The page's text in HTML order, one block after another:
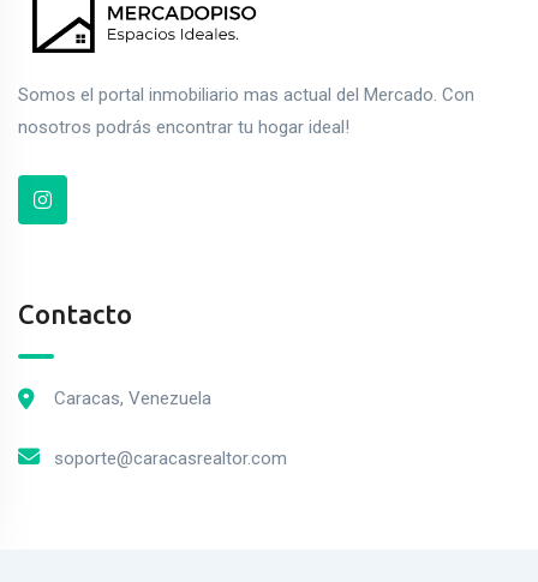
Somos el portal inmobiliario mas actual del Mercado. Con
nosotros podrás encontrar tu hogar ideal!
Contacto
Caracas, Venezuela
soporte@caracasrealtor.com